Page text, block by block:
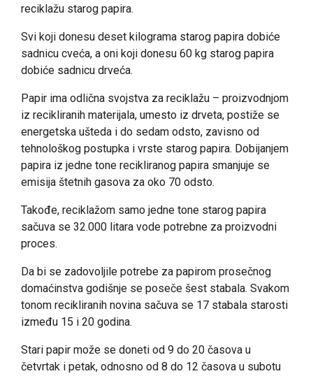
reciklažu starog papira.
Svi koji donesu deset kilograma starog papira dobiće
sadnicu cveća, a oni koji donesu 60 kg starog papira
dobiće sadnicu drveća.
Papir ima odlična svojstva za reciklažu – proizvodnjom
iz recikliranih materijala, umesto iz drveta, postiže se
energetska ušteda i do sedam odsto, zavisno od
tehnološkog postupka i vrste starog papira. Dobijanjem
papira iz jedne tone recikliranog papira smanjuje se
emisija štetnih gasova za oko 70 odsto.
Takođe, reciklažom samo jedne tone starog papira
sačuva se 32.000 litara vode potrebne za proizvodni
proces.
Da bi se zadovoljile potrebe za papirom prosečnog
domaćinstva godišnje se poseče šest stabala. Svakom
tonom recikliranih novina sačuva se 17 stabala starosti
između 15 i 20 godina.
Stari papir može se doneti od 9 do 20 časova u
četvrtak i petak, odnosno od 8 do 12 časova u subotu